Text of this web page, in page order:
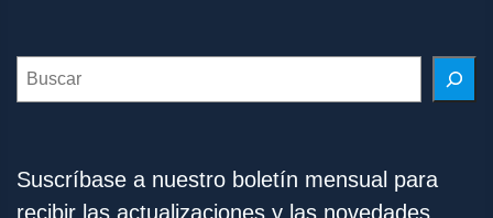
Search
Suscríbase a nuestro boletín mensual para
recibir las actualizaciones y las novedades